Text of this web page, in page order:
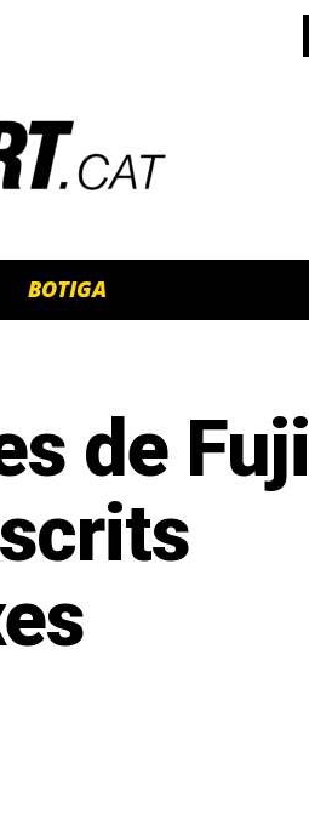
BOTIGA
de Fuji